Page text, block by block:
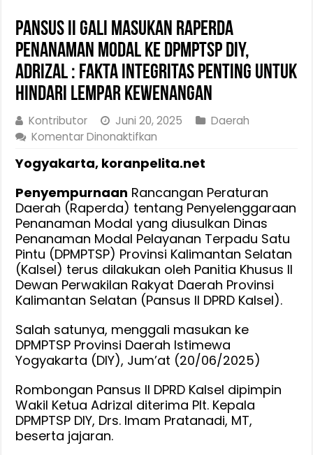
Pansus II Gali Masukan Raperda
Penanaman Modal Ke DPMPTSP DIY,
Adrizal : Fakta Integritas Penting Untuk
Hindari Lempar Kewenangan
Kontributor Juni 20, 2025
Daerah
Komentar Dinonaktifkan
II
Masukan
Raperda
Penanaman
Modal
Ke
DPMPTSP
DIY,
:
Fakta
Integritas
Untuk
Hindari
Lempar
Yogyakarta, koranpelita.net
Penyempurnaan Rancangan Peraturan
Daerah (Raperda) tentang Penyelenggaraan
Penanaman Modal yang diusulkan Dinas
Penanaman Modal Pelayanan Terpadu Satu
Pintu (DPMPTSP) Provinsi Kalimantan Selatan
(Kalsel) terus dilakukan oleh Panitia Khusus II
Dewan Perwakilan Rakyat Daerah Provinsi
Kalimantan Selatan (Pansus II DPRD Kalsel).
Salah satunya, menggali masukan ke
DPMPTSP Provinsi Daerah Istimewa
Yogyakarta (DIY), Jum’at (20/06/2025)
Rombongan Pansus II DPRD Kalsel dipimpin
Wakil Ketua Adrizal diterima Plt. Kepala
DPMPTSP DIY, Drs. Imam Pratanadi, MT,
beserta jajaran.